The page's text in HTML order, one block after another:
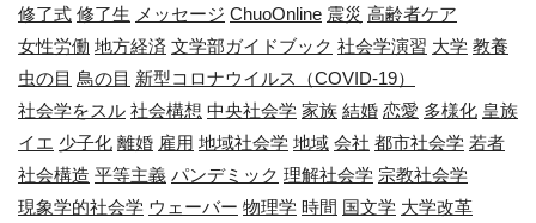
修了式 修了生 メッセージ ChuoOnline 震災 高齢者ケア
女性労働 地方経済 文学部ガイドブック 社会学演習 大学 教養
虫の目 鳥の目 新型コロナウイルス（COVID-19）
社会学をスル 社会構想 中央社会学 家族 結婚 恋愛 多様化 皇族
イエ 少子化 離婚 雇用 地域社会学 地域 会社 都市社会学 若者
社会構造 平等主義 パンデミック 理解社会学 宗教社会学
現象学的社会学 ウェーバー 物理学 時間 国文学 大学改革